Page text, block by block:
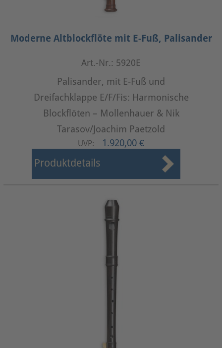
Moderne Altblockflöte mit E-Fuß, Palisander
Art.-Nr.: 5920E
Palisander, mit E-Fuß und
Dreifachklappe E/F/Fis: Harmonische
Blockflöten – Mollenhauer & Nik
Tarasov/Joachim Paetzold
UVP: 1.920,00 €
Produktdetails